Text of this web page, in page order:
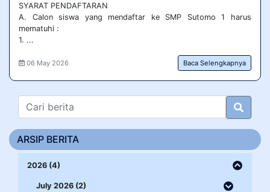
SYARAT PENDAFTARAN
A. Calon siswa yang mendaftar ke SMP Sutomo 1 harus
mematuhi :
1. ...
06 May 2026 Baca Selengkapnya
ARSIP BERITA
2026 (4)
July 2026 (2)